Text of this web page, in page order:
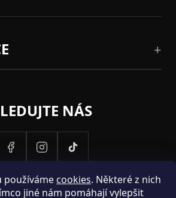
používáme cookies. Některé z nich
jiné nám pomáhají vylepšit
NÁS